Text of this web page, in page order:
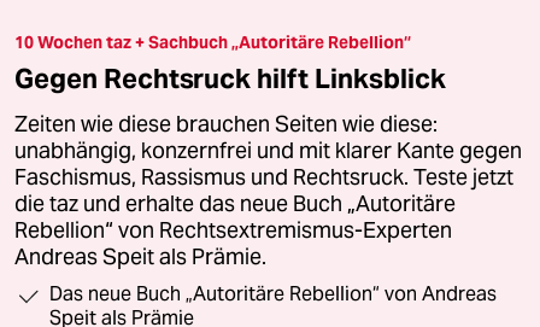
10 Wochen taz + Sachbuch „Autoritäre Rebellion“
Gegen Rechtsruck hilft Linksblick
Zeiten wie diese brauchen Seiten wie diese:
unabhängig, konzernfrei und mit klarer Kante gegen
Faschismus, Rassismus und Rechtsruck. Teste jetzt
die taz und erhalte das neue Buch „Autoritäre
Rebellion“ von Rechtsextremismus-Experten
Andreas Speit als Prämie.
Das neue Buch „Autoritäre Rebellion“ von Andreas
Speit als Prämie